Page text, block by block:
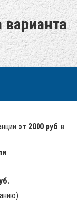
от 2000 руб. в